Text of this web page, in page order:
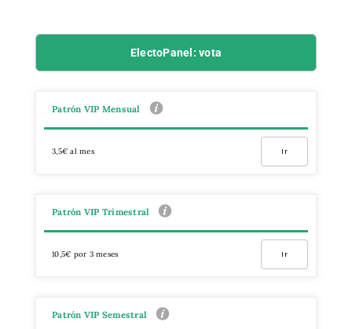
ElectoPanel: vota
Patrón VIP Mensual
3,5€ al mes Ir
Patrón VIP Trimestral
10,5€ por 3 meses Ir
Patrón VIP Semestral